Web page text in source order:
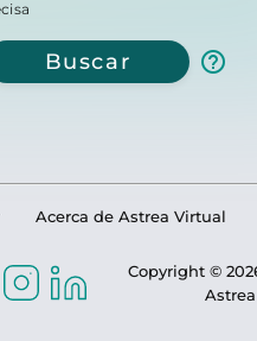
Buscar help_outline
Acerca de Astrea Virtual
Copyright ©
Astrea